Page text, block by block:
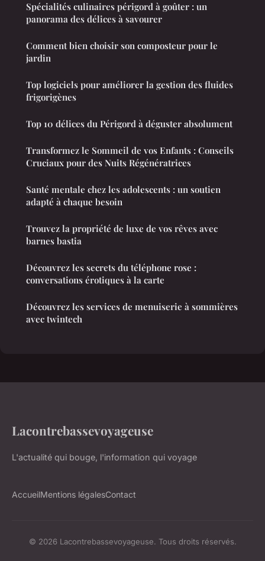
Spécialités culinaires périgord à goûter : un
panorama des délices à savourer
Comment bien choisir son composteur pour le
jardin
Top logiciels pour améliorer la gestion des fluides
frigorigènes
Top 10 délices du Périgord à déguster absolument
Transformez le Sommeil de vos Enfants : Conseils
Cruciaux pour des Nuits Régénératrices
Santé mentale chez les adolescents : un soutien
adapté à chaque besoin
Trouvez la propriété de luxe de vos rêves avec
barnes bastia
Découvrez les secrets du téléphone rose :
conversations érotiques à la carte
Découvrez les services de menuiserie à sommières
avec twintech
Lacontrebassevoyageuse
L'actualité qui bouge, l'information qui voyage
AccueilMentions légalesContact
© 2026 Lacontrebassevoyageuse. Tous droits réservés.